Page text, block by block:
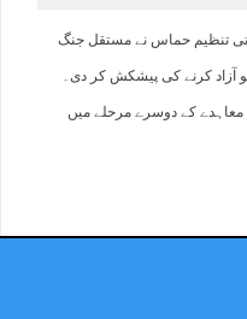
تنظیم حماس نے مستقل جنگ
آزاد کرنے کی پیشکش کر دی۔
کے دوسرے مرحلے میں